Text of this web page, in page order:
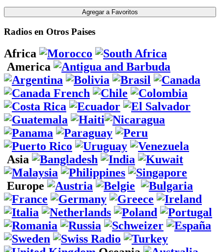
Radios en Otros Paises
Africa
America
Asia
Europe